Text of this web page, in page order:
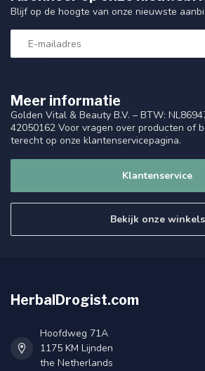
Meer informatie
Golden Vital & Beauty B.V. – BTW:
42050162 Voor vragen over producten of
terecht op onze klantenservicepagina.
Klantenservice
Bekijk onze winkels
Blijf op de hoogte van onze nieuwste
HerbalDrogist.com
Hoofdweg 71A
1175 KM Lijnden
the Netherlands